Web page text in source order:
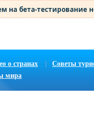
на бета-тестирование
о странах
Советы
мира